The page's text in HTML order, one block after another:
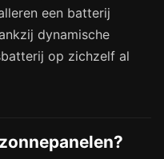
een batterij
dynamische
op zichzelf al